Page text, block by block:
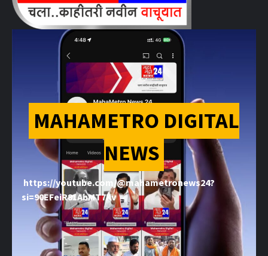
MAHAMETRO DIGITAL
NEWS
https://youtube.com/@mahametronews24?
si=90EFeiR81AbMT7Kv